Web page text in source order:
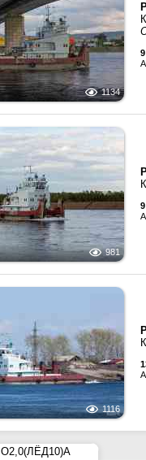
1134
981
1116
О2,0(ЛЁД10)А